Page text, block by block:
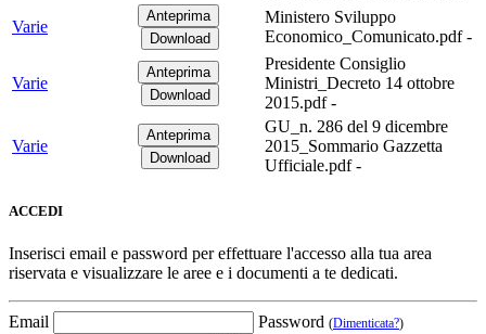
Varie
Ministero Sviluppo
Economico_Comunicato.pdf -
Varie
Presidente Consiglio
Ministri_Decreto 14 ottobre
2015.pdf -
Varie
GU_n. 286 del 9 dicembre
2015_Sommario Gazzetta
Ufficiale.pdf -
ACCEDI
Inserisci email e password per effettuare l'accesso alla tua area
riservata e visualizzare le aree e i documenti a te dedicati.
Email Password (Dimenticata?)